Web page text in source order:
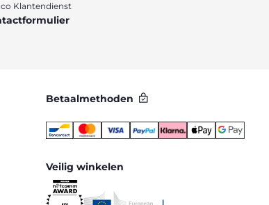
Klantendienst
Betaalmethoden
Veilig winkelen